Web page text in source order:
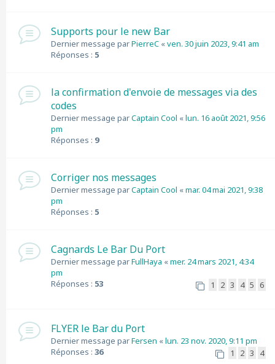
Supports pour le new Bar
Dernier message parPierreC «ven. 30 juin 2023, 9:41 am
Réponses : 5
la confirmation d'envoie de messages via des
codes
Dernier message parCaptain Cool «lun. 16 août 2021, 9:56
pm
Réponses : 9
Corriger nos messages
Dernier message parCaptain Cool «mar. 04 mai 2021, 9:38
pm
Réponses : 5
Cagnards Le Bar Du Port
Dernier message parFullHaya «mer. 24 mars 2021, 4:34
pm
Réponses : 53 1 2 3 4 5 6
FLYER le Bar du Port
Dernier message parFersen «lun. 23 nov. 2020, 9:11 pm
Réponses : 36 1 2 3 4